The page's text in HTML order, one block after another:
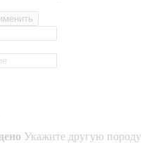
Укажите другую породу